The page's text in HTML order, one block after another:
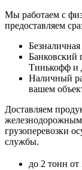
Мы работаем с
предоставляем
Безналичная
Банковский
Тинькофф и
Наличный
вашем
Доставляем
грузоперевозки
службы.
до 2 тонн от